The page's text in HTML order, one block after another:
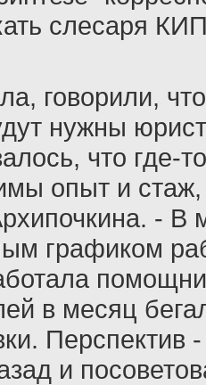
слесаря
говорили,
нужны
что где-
опыт и
- В
графиком
в месяц
Перспектив
и